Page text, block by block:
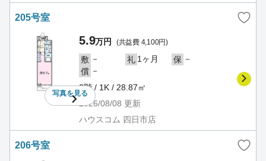
205号室
写真を見る
5.9万円 (共益費 4,100円)
敷 － 礼 1ヶ月 保 －
償 －
2階 / 1K / 28.87㎡
2026/08/08 更新
ハウスコム 四日市店
206号室